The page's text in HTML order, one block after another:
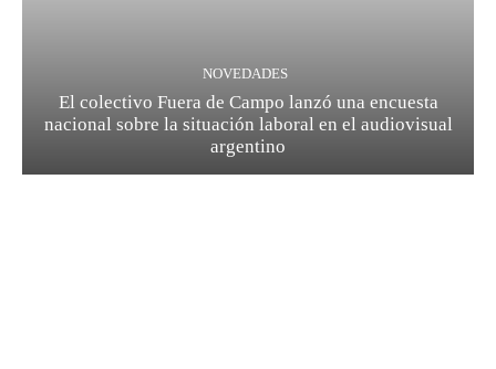
NOVEDADES
El colectivo Fuera de Campo lanzó una encuesta
nacional sobre la situación laboral en el audiovisual
argentino